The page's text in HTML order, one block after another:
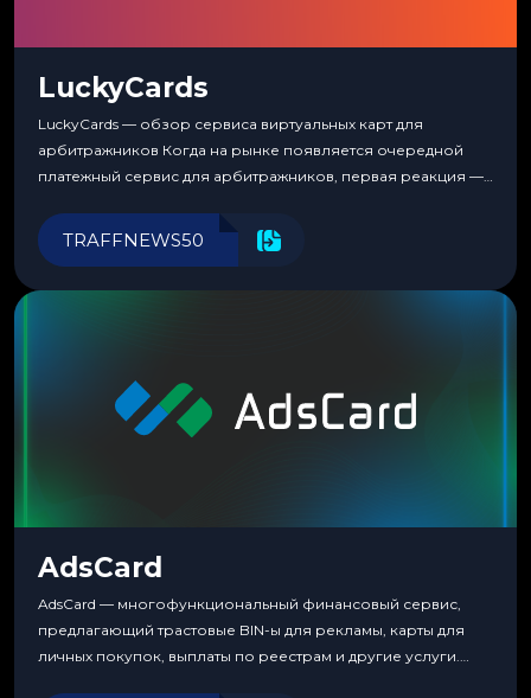
LuckyCards
LuckyCards — обзор сервиса виртуальных карт для
арбитражников Когда на рынке появляется очередной
платежный сервис для арбитражников, первая реакция —
перестаешь воспринимать всерьез любой новый продукт,
пока тот не докажет обратное делом. LuckyCards — история
TRAFFNEWS50
AdsCard
AdsCard — многофункциональный финансовый сервис,
предлагающий трастовые BIN-ы для рекламы, карты для
личных покупок, выплаты по реестрам и другие услуги.